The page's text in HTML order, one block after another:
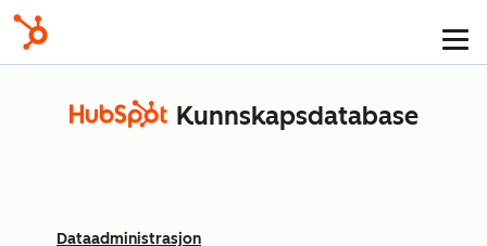
Kunnskapsdatabase
Dataadministrasjon